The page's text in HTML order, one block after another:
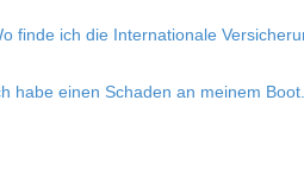
finde ich die Internationale
habe einen Schaden an meinem